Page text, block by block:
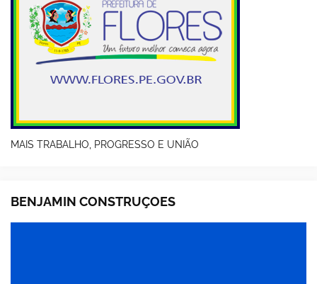
MAIS TRABALHO, PROGRESSO E UNIÃO
BENJAMIN CONSTRUÇOES